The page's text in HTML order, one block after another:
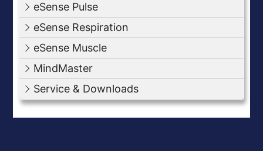
eSense Pulse
eSense Respiration
eSense Muscle
MindMaster
Service & Downloads